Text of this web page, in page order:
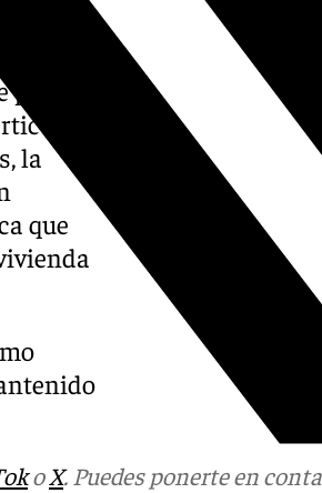
que
la
que
oX. Puedes ponerte en